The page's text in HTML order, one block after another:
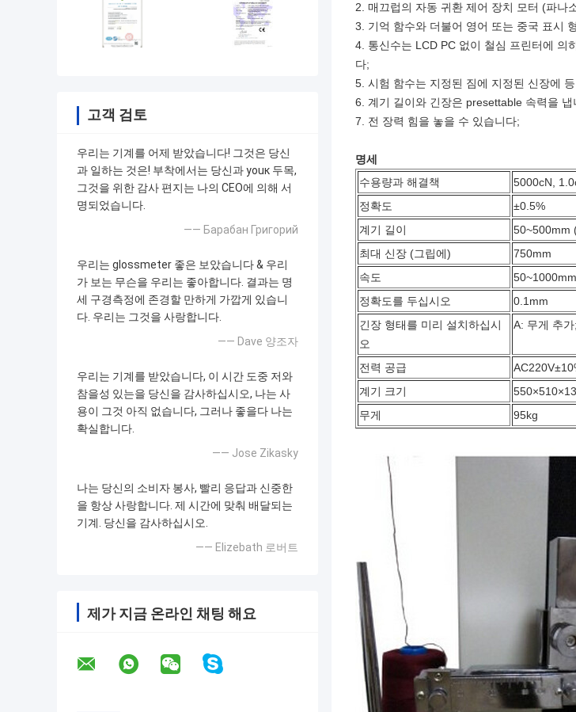
고객 검토
우리는 기계를 어제 받았습니다! 그것은 당신
과 일하는 것은! 부착에서는 당신과 youк 두목,
그것을 위한 감사 편지는 나의 CEO에 의해 서
명되었습니다.
—— Барабан Григорий
우리는 glossmeter 좋은 보았습니다 & 우리
가 보는 무슨을 우리는 좋아합니다. 결과는 명
세 구경측정에 존경할 만하게 가깝게 있습니
다. 우리는 그것을 사랑합니다.
—— Dave 양조자
우리는 기계를 받았습니다, 이 시간 도중 저와
참을성 있는을 당신을 감사하십시오, 나는 사
용이 그것 아직 없습니다, 그러나 좋을다 나는
확실합니다.
—— Jose Zikasky
나는 당신의 소비자 봉사, 빨리 응답과 신중한
을 항상 사랑합니다. 제 시간에 맞춰 배달되는
기계. 당신을 감사하십시오.
—— Elizebath 로버트
제가 지금 온라인 채팅 해요
2. 매끄럽의 자동 귀환 제어 장치 모터 (파나
3. 기억 함수와 더불어 영어 또는 중국 표시
4. 통신수는 LCD PC 없이 철심 프린터에 의
다;
5. 시험 함수는 지정된 짐에 지정된 신장에
6. 계기 길이와 긴장은 presettable 속력을 냅
7. 전 장력 힘을 놓을 수 있습니다;
명세
수용량과 해결책
5000cN,
정확도
±0.5%
계기 길이
50~500mm
최대 신장 (그립에)
750mm
속도
정확도를 두십시오
0.1mm
긴장 형태를 미리 설치하십시
오
A: 무게 추
전력 공급
계기 크기
무게
95kg